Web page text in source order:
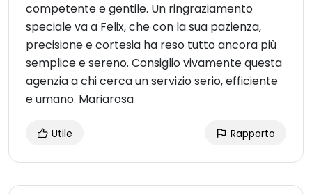
competente e gentile. Un ringraziamento
speciale va a Felix, che con la sua pazienza,
precisione e cortesia ha reso tutto ancora più
semplice e sereno. Consiglio vivamente questa
agenzia a chi cerca un servizio serio, efficiente
e umano. Mariarosa
Utile Rapporto